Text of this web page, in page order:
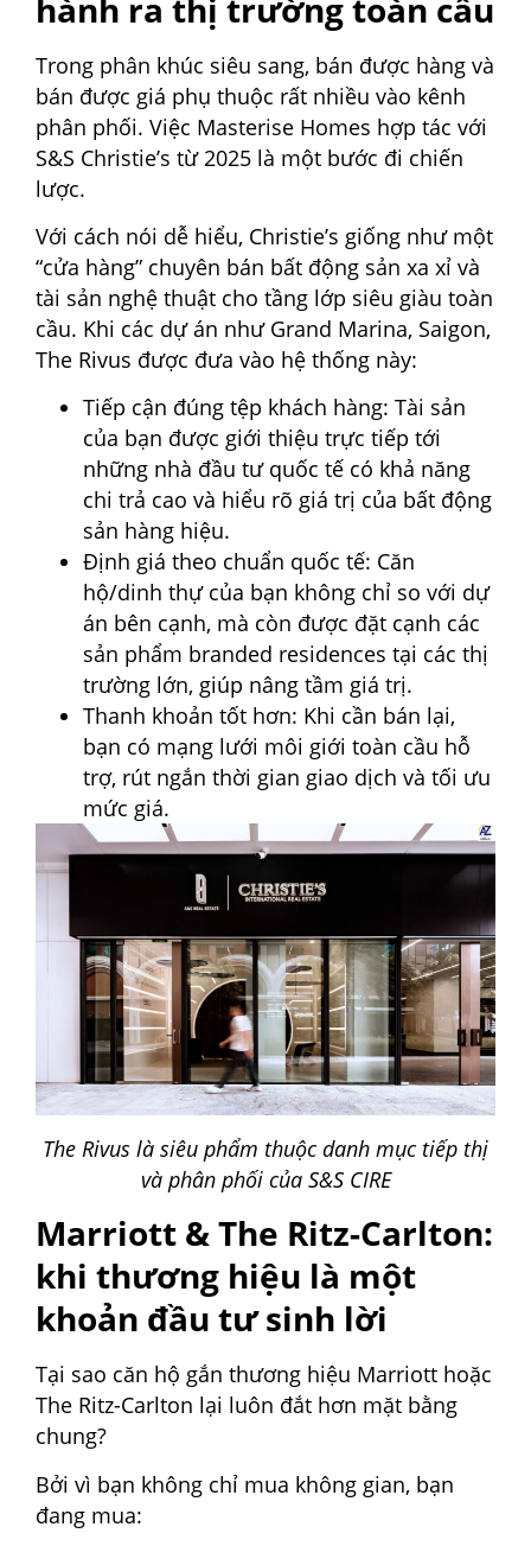
Trong phân khúc siêu sang, bán được hàng và
bán được giá phụ thuộc rất nhiều vào kênh
phân phối. Việc Masterise Homes hợp tác với
S&S Christie’s từ 2025 là một bước đi chiến
lược.
Với cách nói dễ hiểu, Christie’s giống như một
“cửa hàng” chuyên bán bất động sản xa xỉ và
tài sản nghệ thuật cho tầng lớp siêu giàu toàn
cầu. Khi các dự án như Grand Marina, Saigon,
The Rivus được đưa vào hệ thống này:
Tiếp cận đúng tệp khách hàng: Tài sản
của bạn được giới thiệu trực tiếp tới
những nhà đầu tư quốc tế có khả năng
chi trả cao và hiểu rõ giá trị của bất động
sản hàng hiệu.
Định giá theo chuẩn quốc tế: Căn
hộ/dinh thự của bạn không chỉ so với dự
án bên cạnh, mà còn được đặt cạnh các
sản phẩm branded residences tại các thị
trường lớn, giúp nâng tầm giá trị.
Thanh khoản tốt hơn: Khi cần bán lại,
bạn có mạng lưới môi giới toàn cầu hỗ
trợ, rút ngắn thời gian giao dịch và tối ưu
mức giá.
The Rivus là siêu phẩm thuộc danh mục tiếp thị
và phân phối của S&S CIRE
Marriott & The Ritz-Carlton:
khi thương hiệu là một
khoản đầu tư sinh lời
Tại sao căn hộ gắn thương hiệu Marriott hoặc
The Ritz-Carlton lại luôn đắt hơn mặt bằng
chung?
Bởi vì bạn không chỉ mua không gian, bạn
đang mua: